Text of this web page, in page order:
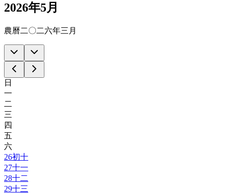
2026年5月
農曆二〇二六年三月
日
一
二
三
四
五
六
26初十
27十一
28十二
29十三